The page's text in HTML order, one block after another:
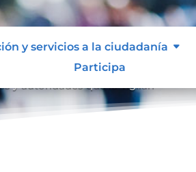
y servicios a la ciudadanía
Participa